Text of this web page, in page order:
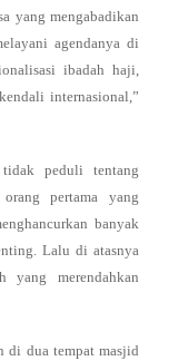
yang mengabadikan
agendanya di
ibadah haji,
internasional,”
tidak peduli tentang
pertama yang
banyak
Lalu di atasnya
yang merendahkan
di dua tempat masjid